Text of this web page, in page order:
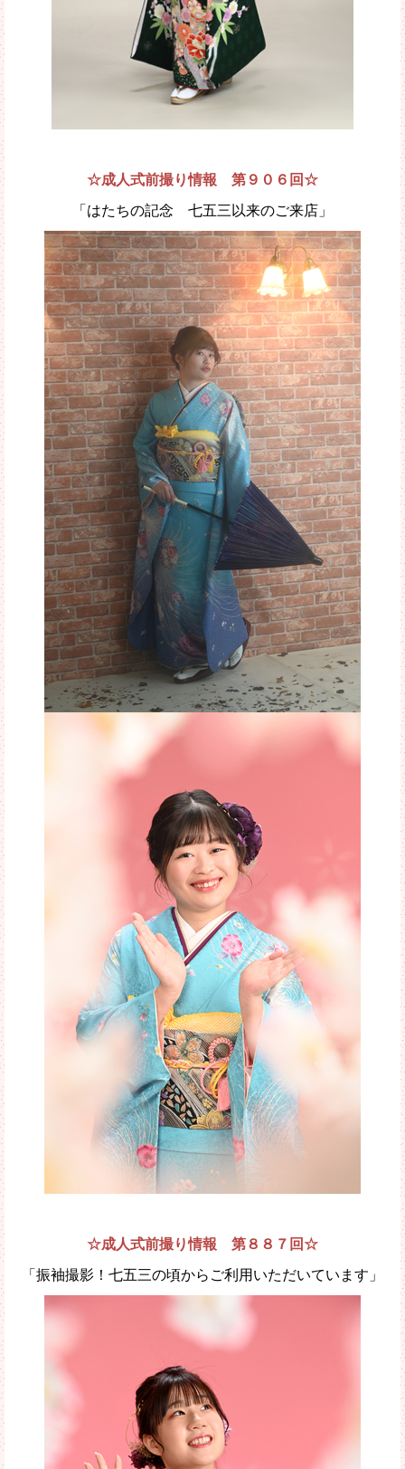
☆成人式前撮り情報 第９０６回☆
「はたちの記念 七五三以来のご来店」
☆成人式前撮り情報 第８８７回☆
「振袖撮影！七五三の頃からご利用いただいています」